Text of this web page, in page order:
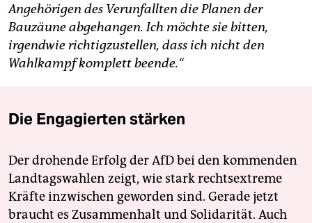
Angehörigen des Verunfallten die Planen der
Bauzäune abgehangen. Ich möchte sie bitten,
irgendwie richtigzustellen, dass ich nicht den
Wahlkampf komplett beende.“
Die Engagierten stärken
Der drohende Erfolg der AfD bei den kommenden
Landtagswahlen zeigt, wie stark rechtsextreme
Kräfte inzwischen geworden sind. Gerade jetzt
braucht es Zusammenhalt und Solidarität. Auch